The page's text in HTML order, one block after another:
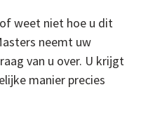
weet niet hoe u dit
neemt uw
van u over. U krijgt
manier precies